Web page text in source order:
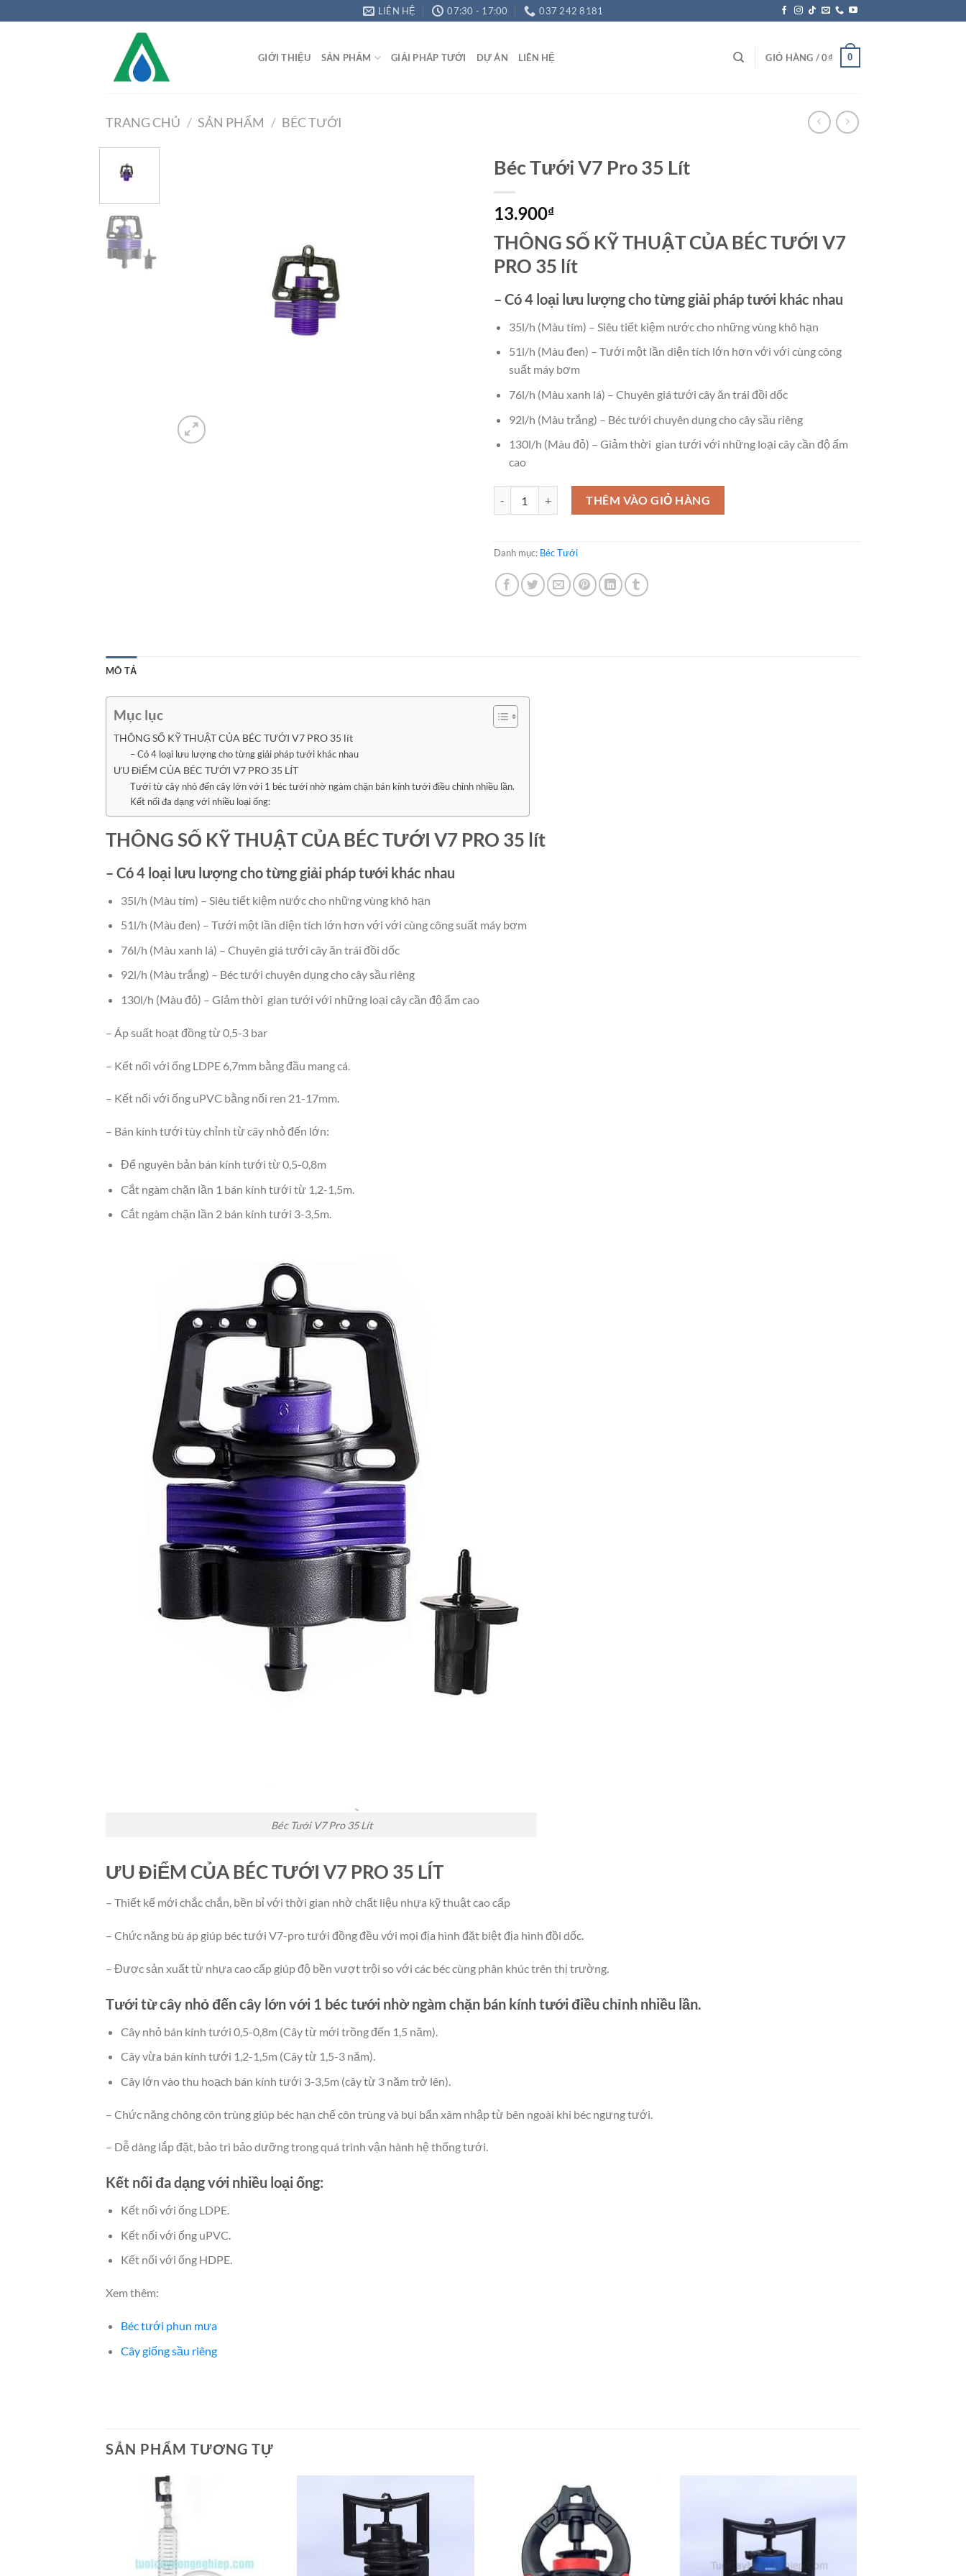
đến
LIÊN HỆ 07:30 - 17:00 037 242 8181
GIỚI THIỆU SẢN PHẨM GIẢI PHÁP TƯỚI DỰ ÁN LIÊN HỆ GIỎ HÀNG /0₫ 0
TRANG CHỦ / SẢN PHẨM / BÉC TƯỚI
Béc Tưới V7 Pro 35 Lít
13.900₫
THÔNG SỐ KỸ THUẬT CỦA BÉC TƯỚI V7
PRO 35 lít
– Có 4 loại lưu lượng cho từng giải pháp tưới khác nhau
35l/h (Màu tím) – Siêu tiết kiệm nước cho những vùng khô hạn
51l/h (Màu đen) – Tưới một lần diện tích lớn hơn với với cùng công
suất máy bơm
76l/h (Màu xanh lá) – Chuyên giá tưới cây ăn trái đồi dốc
92l/h (Màu trắng) – Béc tưới chuyên dụng cho cây sầu riêng
130l/h (Màu đỏ) – Giảm thời gian tưới với những loại cây cần độ ẩm
cao
Béc Tưới V7 Pro 35 Lít số lượngTHÊM VÀO GIỎ HÀNG
Danh mục: Béc Tưới
MÔ TẢ
Mục lục
THÔNG SỐ KỸ THUẬT CỦA BÉC TƯỚI V7 PRO 35 lít
– Có 4 loại lưu lượng cho từng giải pháp tưới khác nhau
ƯU ĐiỂM CỦA BÉC TƯỚI V7 PRO 35 LÍT
Tưới từ cây nhỏ đến cây lớn với 1 béc tưới nhờ ngàm chặn bán kính tưới điều chỉnh nhiều lần.
Kết nối đa dạng với nhiều loại ống:
THÔNG SỐ KỸ THUẬT CỦA BÉC TƯỚI V7 PRO 35 lít
– Có 4 loại lưu lượng cho từng giải pháp tưới khác nhau
35l/h (Màu tím) – Siêu tiết kiệm nước cho những vùng khô hạn
51l/h (Màu đen) – Tưới một lần diện tích lớn hơn với với cùng công suất máy bơm
76l/h (Màu xanh lá) – Chuyên giá tưới cây ăn trái đồi dốc
92l/h (Màu trắng) – Béc tưới chuyên dụng cho cây sầu riêng
130l/h (Màu đỏ) – Giảm thời gian tưới với những loại cây cần độ ẩm cao
– Áp suất hoạt đồng từ 0,5-3 bar
– Kết nối với ống LDPE 6,7mm bằng đầu mang cá.
– Kết nối với ống uPVC bằng nối ren 21-17mm.
– Bán kính tưới tùy chỉnh từ cây nhỏ đến lớn:
Để nguyên bản bán kính tưới từ 0,5-0,8m
Cắt ngàm chặn lần 1 bán kính tưới từ 1,2-1,5m.
Cắt ngàm chặn lần 2 bán kính tưới 3-3,5m.
Béc Tưới V7 Pro 35 Lít
ƯU ĐiỂM CỦA BÉC TƯỚI V7 PRO 35 LÍT
– Thiết kế mới chắc chắn, bền bỉ với thời gian nhờ chất liệu nhựa kỹ thuật cao cấp
– Chức năng bù áp giúp béc tưới V7-pro tưới đồng đều với mọi địa hình đặt biệt địa hình đồi dốc.
– Được sản xuất từ nhựa cao cấp giúp độ bền vượt trội so với các béc cùng phân khúc trên thị trường.
Tưới từ cây nhỏ đến cây lớn với 1 béc tưới nhờ ngàm chặn bán kính tưới điều chỉnh nhiều lần.
Cây nhỏ bán kính tưới 0,5-0,8m (Cây từ mới trồng đến 1,5 năm).
Cây vừa bán kính tưới 1,2-1,5m (Cây từ 1,5-3 năm).
Cây lớn vào thu hoạch bán kính tưới 3-3,5m (cây từ 3 năm trở lên).
– Chức năng chông côn trùng giúp béc hạn chế côn trùng và bụi bẩn xâm nhập từ bên ngoài khi béc ngưng tưới.
– Dễ dàng lắp đặt, bảo trì bảo dưỡng trong quá trình vận hành hệ thống tưới.
Kết nối đa dạng với nhiều loại ống:
Kết nối với ống LDPE.
Kết nối với ống uPVC.
Kết nối với ống HDPE.
Xem thêm:
Béc tưới phun mưa
Cây giống sầu riêng
SẢN PHẨM TƯƠNG TỰ
Add to
Wishlist